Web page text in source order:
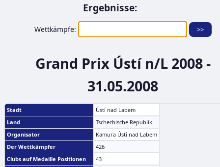
Ergebnisse:
Wettkämpfe:
Grand Prix Ústí n/L 2008 -
31.05.2008
Stadt
Ústí nad Labem
Land
Tschechische Republik
Organisator
Kamura Ústí nad Labem
Der Wettkämpfer
426
Clubs auf Medaille Positionen
43